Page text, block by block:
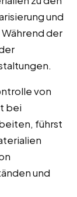
und
der
von
bei
führst
und